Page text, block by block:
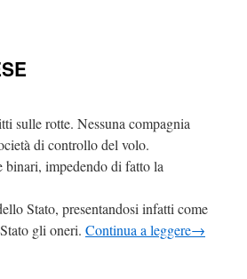
sulle rotte. Nessuna compagnia
di controllo del volo.
binari, impedendo di fatto la
Stato, presentandosi infatti come
gli oneri. Continua a leggere→